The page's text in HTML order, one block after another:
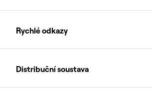
Rychlé odkazy
Distribuční soustava